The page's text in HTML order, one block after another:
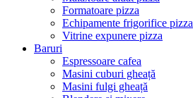
Formatoare pizza
Echipamente frigorifice pizza
Vitrine expunere pizza
Baruri
Espressoare cafea
Masini cuburi gheață
Masini fulgi gheață